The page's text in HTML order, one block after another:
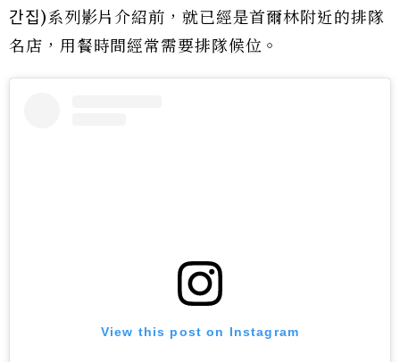
간집)系列影片介紹前，就已經是首爾林附近的排隊
名店，用餐時間經常需要排隊候位。
View this post on Instagram